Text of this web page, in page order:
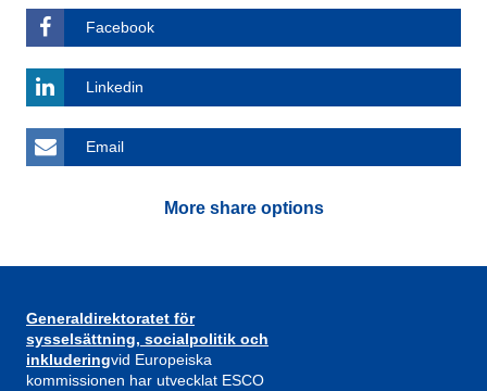
Facebook
Linkedin
Email
More share options
Generaldirektoratet för
sysselsättning, socialpolitik och
inkluderingvid Europeiska
kommissionen har utvecklat ESCO